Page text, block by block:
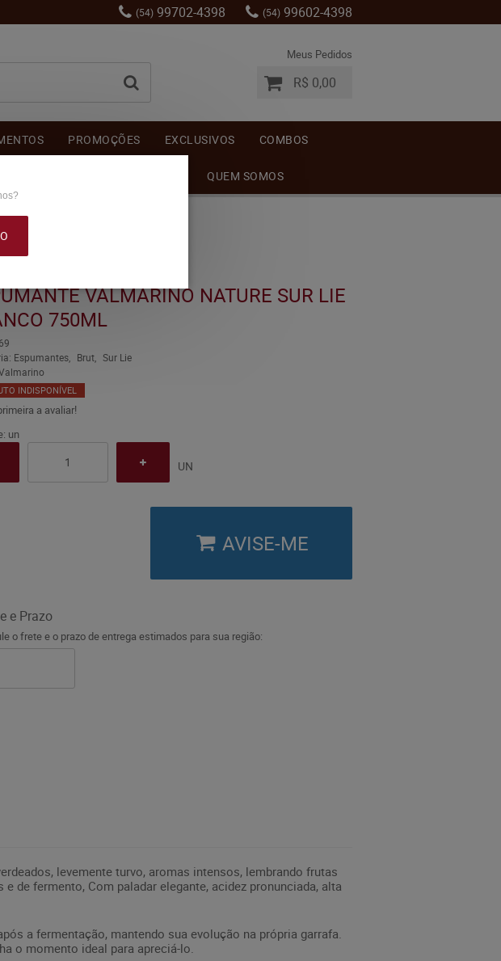
(54) 99702-4398 (54) 99602-4398
Meus Pedidos
R$ 0,00
PROMOÇÕES EXCLUSIVOS COMBOS
QUEM SOMOS
VALMARINO NATURE SUR LIE
750ML
Espumantes Brut
Sur Lie
INDISPONÍVEL
a avaliar!
un
UN
AVISE-ME
e Prazo
o frete e o prazo de entrega estimados para sua região:
levemente turvo, aromas intensos, lembrando frutas
de fermento, Com paladar elegante, acidez pronunciada, alta
a fermentação, mantendo sua evolução na própria garrafa.
o momento ideal para apreciá-lo.